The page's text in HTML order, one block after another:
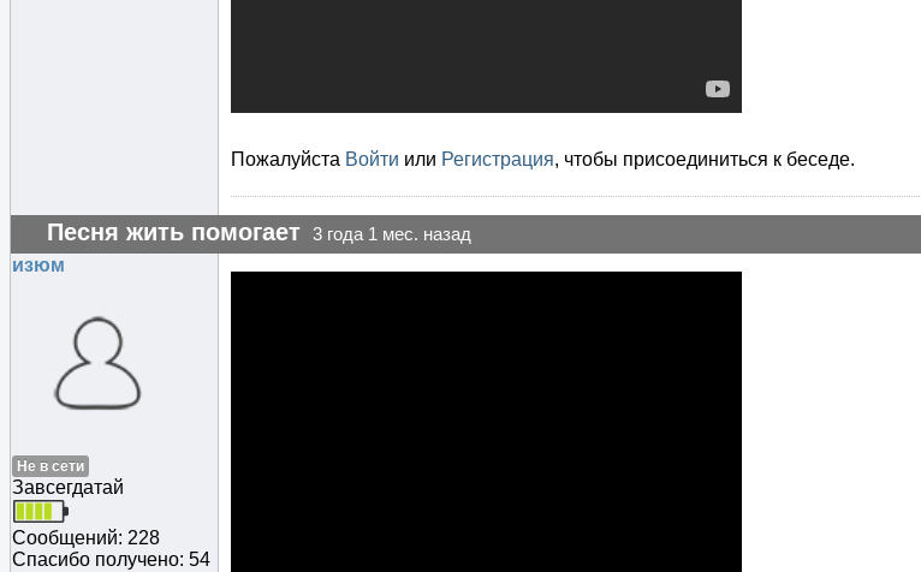
Пожалуйста Войти или Регистрация, чтобы присоединиться к беседе.
Песня жить помогает 3 года 1 мес. назад
изюм
Не в сети
Завсегдатай
Сообщений: 228
Спасибо получено: 54